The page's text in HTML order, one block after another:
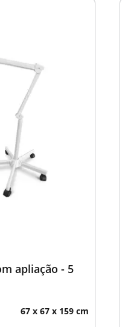
apliação - 5
67 x 67 x 159 cm